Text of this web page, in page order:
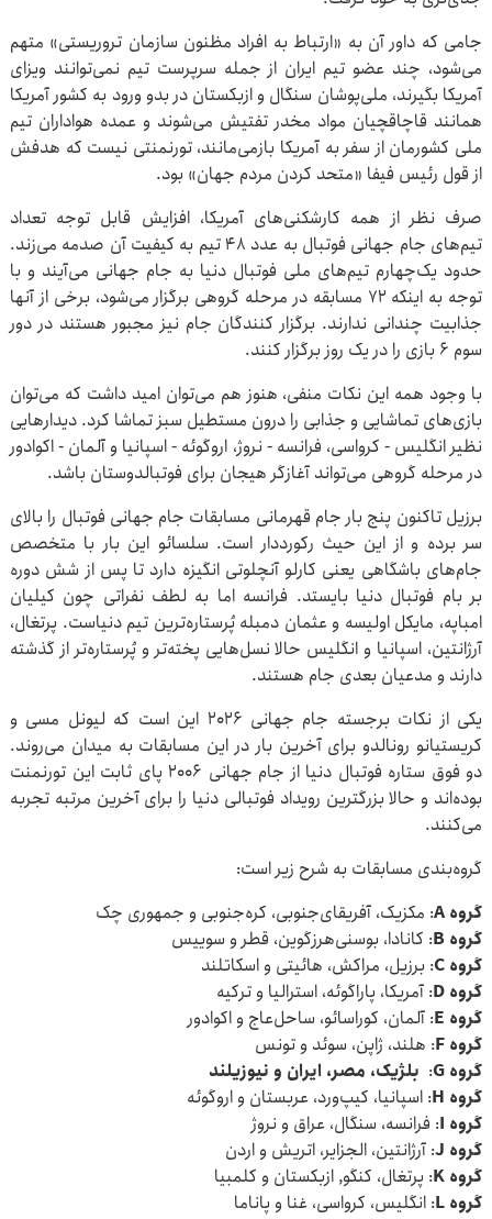
جامی که داور آن به «ارتباط به افراد مظنون سازمان تروریستی» متهم
می‌شود، چند عضو تیم ایران از جمله سرپرست تیم نمی‌توانند ویزای
آمریکا بگیرند، ملی‌پوشان سنگال و ازبکستان در بدو ورود به کشور آمریکا
همانند قاچاقچیان مواد مخدر تفتیش می‌شوند و عمده هواداران تیم
ملی کشورمان از سفر به آمریکا بازمی‌مانند، تورنمنتی نیست که هدفش
از قول رئیس فیفا «متحد کردن مردم جهان» بود.
صرف نظر از همه کارشکنی‌های آمریکا، افزایش قابل توجه تعداد
تیم‌های جام جهانی فوتبال به عدد ۴۸ تیم به کیفیت آن صدمه می‌زند.
حدود یک‌چهارم تیم‌های ملی فوتبال دنیا به جام جهانی می‌آیند و با
توجه به اینکه ۷۲ مسابقه در مرحله گروهی برگزار می‌شود، برخی از آنها
جذابیت چندانی ندارند. برگزار کنندگان جام نیز مجبور هستند در دور
سوم ۶ بازی را در یک روز برگزار کنند.
با وجود همه این نکات منفی، هنوز هم می‌توان امید داشت که می‌توان
بازی‌های تماشایی و جذابی را درون مستطیل سبز تماشا کرد. دیدارهایی
نظیر انگلیس - کرواسی، فرانسه - نروژ، اروگوئه - اسپانیا و آلمان - اکوادور
در مرحله گروهی می‌تواند آغازگر هیجان برای فوتبالدوستان باشد.
برزیل تاکنون پنج بار جام قهرمانی مسابقات جام جهانی فوتبال را بالای
سر برده و از این حیث رکورددار است. سلسائو این بار با متخصص
جام‌های باشگاهی یعنی کارلو آنچلوتی انگیزه دارد تا پس از شش دوره
بر بام فوتبال دنیا بایستد. فرانسه اما به لطف نفراتی چون کیلیان
امباپه، مایکل اولیسه و عثمان دمبله پُرستاره‌ترین تیم دنیاست. پرتغال،
آرژانتین، اسپانیا و انگلیس حالا نسل‌هایی پخته‌تر و پُرستاره‌تر از گذشته
دارند و مدعیان بعدی جام هستند.
یکی از نکات برجسته جام جهانی ۲۰۲۶ این است که لیونل مسی و
کریستیانو رونالدو برای آخرین بار در این مسابقات به میدان می‌روند.
دو فوق ستاره فوتبال دنیا از جام جهانی ۲۰۰۶ پای ثابت این تورنمنت
بوده‌اند و حالا بزرگترین رویداد فوتبالی دنیا را برای آخرین مرتبه تجربه
می‌کنند.
گروه‌بندی مسابقات به شرح زیر است:
گروه A
: مکزیک، آفریقای‌جنوبی، کره‌جنوبی و جمهوری چک
گروه B
: کانادا، بوسنی‌هرزگوین، قطر و سوییس
گروه C
: برزیل، مراکش، هائیتی و اسکاتلند
گروه D
: آمریکا، پاراگوئه، استرالیا و ترکیه
گروه E
: آلمان، کوراسائو، ساحل‌عاج و اکوادور
گروه F : هلند، ژاپن، سوئد و تونس
گروه G
: بلژیک، مصر، ایران و نیوزیلند
گروه H
: اسپانیا، کیپ‌ورد، عربستان و اروگوئه
گروه I : فرانسه، سنگال، عراق و نروژ
گروه J : آرژانتین، الجزایر، اتریش و اردن
گروه K
: پرتغال، کنگو, ازبکستان و کلمبیا
گروه L : انگلیس، کرواسی، غنا و پاناما